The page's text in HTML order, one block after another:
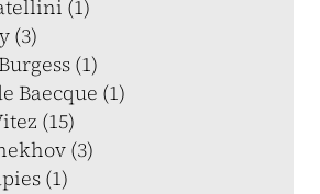
(1)
(3)
(1)
Baecque (1)
(15)
(3)
(1)